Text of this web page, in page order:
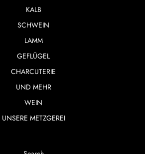
KALB
SCHWEIN
LAMM
GEFLÜGEL
CHARCUTERIE
UND MEHR
WEIN
UNSERE METZGEREI